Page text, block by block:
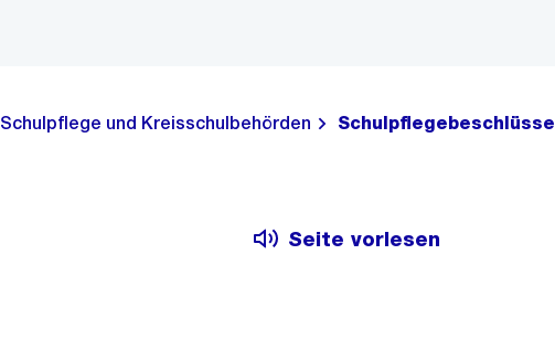
Schulpflege und Kreisschulbehörden Schulpflegebeschlüsse
Seite vorlesen